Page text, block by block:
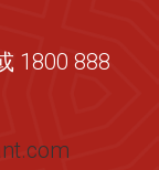
1800 888